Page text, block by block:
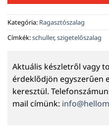
Kategória: Ragasztószalag
Címkék:schuller,szigetelőszalag
Aktuális készletről vagy
érdeklődjön egyszerűen
keresztül.
mail címünk: